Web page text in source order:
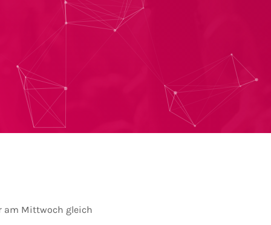
am Mittwoch gleich